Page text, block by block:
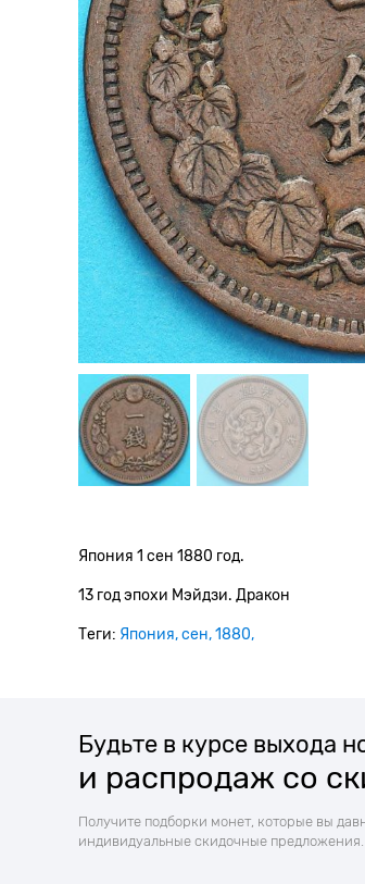
Япония 1 сен 1880 год.
13 год эпохи Мэйдзи. Дракон
Теги: Япония сен 1880
Будьте в курсе выхода
и распродаж со
Получите подборки монет, которые вы
индивидуальные скидочные предложения.